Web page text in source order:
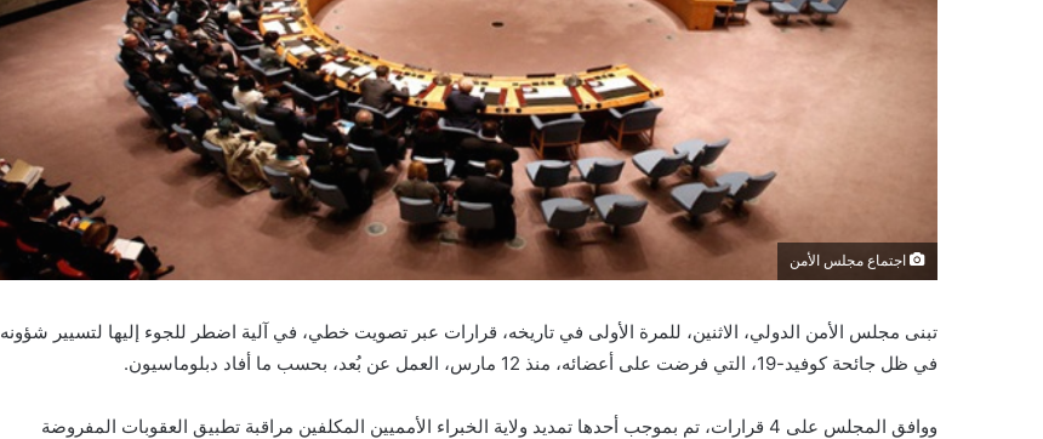
اجتماع مجلس الأمن
تبنى مجلس الأمن الدولي، الاثنين، للمرة الأولى في تاريخه، قرارات عبر تصويت خطي، في آلية اضطر للجوء إليها لتسيير شؤونه
في ظل جائحة كوفيد-19، التي فرضت على أعضائه، منذ 12 مارس، العمل عن بُعد، بحسب ما أفاد دبلوماسيون.
ووافق المجلس على 4 قرارات، تم بموجب أحدها تمديد ولاية الخبراء الأمميين المكلفين مراقبة تطبيق العقوبات المفروضة